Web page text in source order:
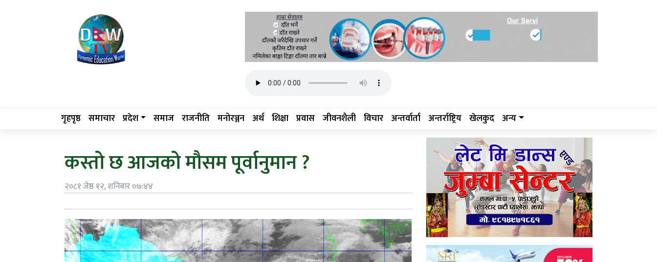
गृहपृष्ठ समाचार प्रदेश समाज राजनीति मनोरञ्जन अर्थ शिक्षा प्रवास जीवनशैली विचार अन्तर्वार्ता अन्तर्राष्ट्रिय खेलकुद अन्य
कस्तो छ आजको मौसम पूर्वानुमान ?
२०८१ जेष्ठ १२, शनिबार ०७:४४